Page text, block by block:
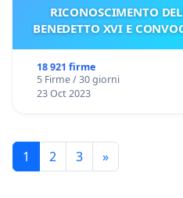
RICONOSCIMENTO
BENEDETTO XVI E
18 921 firme
5 Firme / 30 giorni
23 Oct 2023
1 2 3 »